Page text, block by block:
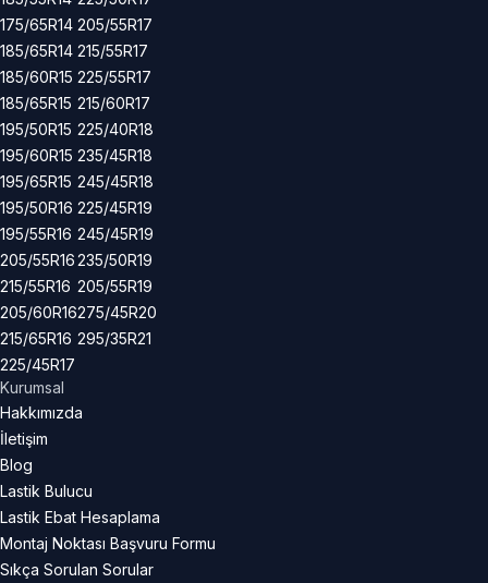
175/65R14
185/65R14
185/60R15
185/65R15
195/50R15
195/60R15
195/65R15
195/50R16
195/55R16
205/55R16
215/55R16
205/60R16
215/65R16
225/45R17
205/55R17
215/55R17
225/55R17
215/60R17
225/40R18
235/45R18
245/45R18
225/45R19
245/45R19
235/50R19
205/55R19
275/45R20
295/35R21
Kurumsal
Hakkımızda
İletişim
Blog
Lastik Bulucu
Lastik Ebat Hesaplama
Montaj Noktası Başvuru Formu
Sıkça Sorulan Sorular